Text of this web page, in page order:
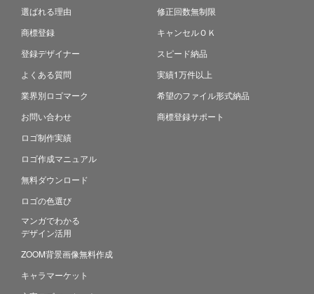
選ばれる理由
商標登録
登録デザイナー
よくある質問
業界別ロゴマーク
お問い合わせ
ロゴ制作実績
ロゴ作成マニュアル
無料ダウンロード
ロゴの色選び
マンガでわかる
デザイン活用
ZOOM背景画像無料作成
キャラマーケット
修正回数無制限
キャンセルＯＫ
スピード納品
実績1万件以上
希望のファイル形式納品
商標登録サポート